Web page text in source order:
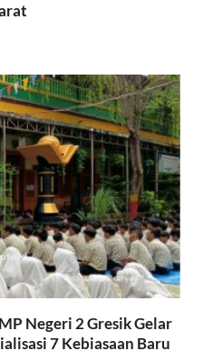
Negeri 2 Gresik Gelar
7 Kebiasaan Baru